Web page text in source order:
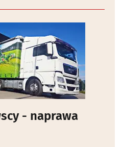
- naprawa